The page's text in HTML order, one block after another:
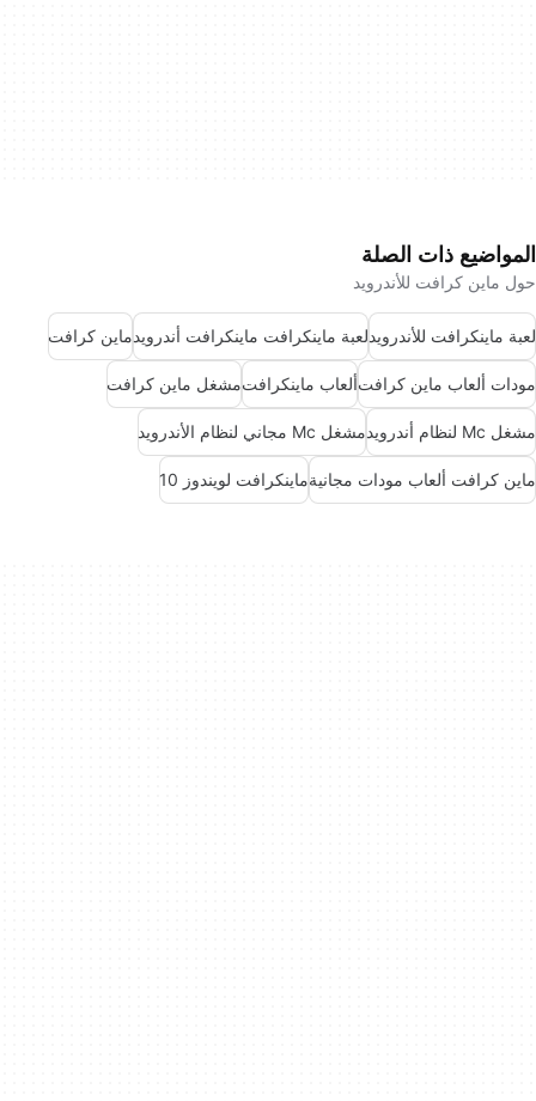
المواضيع ذات الصلة
حول ماين كرافت للأندرويد
لعبة ماينكرافت للأندرويدلعبة ماينكرافت ماينكرافت أندرويدماين كرافت
مودات ألعاب ماين كرافتألعاب ماينكرافتمشغل ماين كرافت
مشغل Mc لنظام أندرويد مشغل Mc مجاني لنظام الأندرويد
ماين كرافت ألعاب مودات مجانيةماينكرافت لويندوز 10